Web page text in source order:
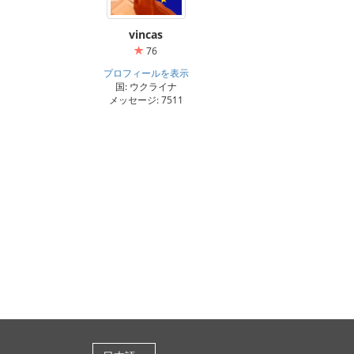
vincas
76
プロフィールを表示
国: ウクライナ
メッセージ: 7511